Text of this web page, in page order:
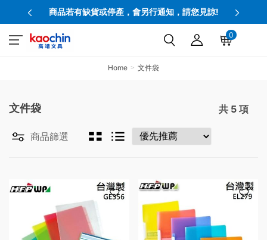
商品若有缺貨或停產，會另行通知，請您見諒!
0
Home 文件袋
文件袋 共 5 項
商品篩選